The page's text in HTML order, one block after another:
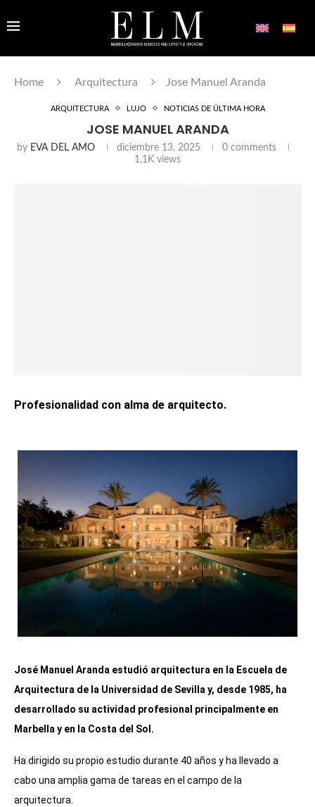
Home Arquitectura Jose Manuel Aranda
ARQUITECTURA LUJO NOTICIAS DE ÚLTIMA HORA
JOSE MANUEL ARANDA
by EVA DEL AMO diciembre 13, 2025
0 comments
1,1K views
Profesionalidad con alma de arquitecto.
José Manuel Aranda estudió arquitectura en la Escuela de
Arquitectura de la Universidad de Sevilla y, desde 1985, ha
desarrollado su actividad profesional principalmente en
Marbella y en la Costa del Sol.
Ha dirigido su propio estudio durante 40 años y ha llevado a
cabo una amplia gama de tareas en el campo de la
arquitectura.